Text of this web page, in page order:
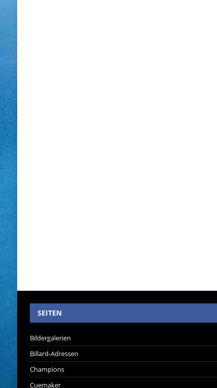
SEITEN
Bildergalerien
Billard-Adressen
Champions
Cuemaker